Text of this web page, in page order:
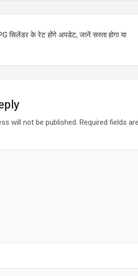
सिलेंडर के रेट होंगे अपडेट, जानें सस्ता होगा या
will not be published. Required fields